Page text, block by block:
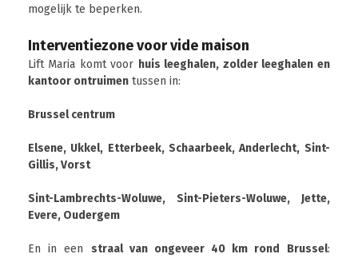
mogelijk te beperken.
Interventiezone voor vide maison
Lift Maria komt voor huis leeghalen, zolder leeghalen en
kantoor ontruimen tussen in:
Brussel centrum
Elsene, Ukkel, Etterbeek, Schaarbeek, Anderlecht, Sint-
Gillis, Vorst
Sint-Lambrechts-Woluwe, Sint-Pieters-Woluwe, Jette,
Evere, Oudergem
En in een straal van ongeveer 40 km rond Brussel: